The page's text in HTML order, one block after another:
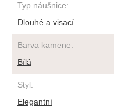
Typ náušnice:
Dlouhé a visací
Barva kamene:
Bílá
Styl:
Elegantní